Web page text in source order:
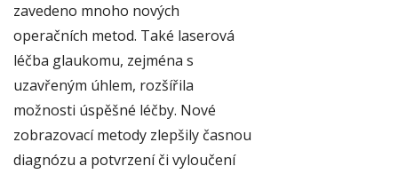
zavedeno mnoho nových
operačních metod. Také laserová
léčba glaukomu, zejména s
uzavřeným úhlem, rozšířila
možnosti úspěšné léčby. Nové
zobrazovací metody zlepšily časnou
diagnózu a potvrzení či vyloučení